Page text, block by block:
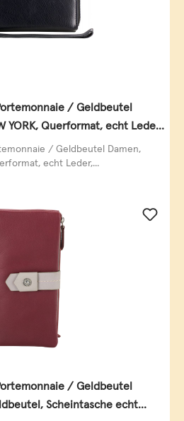
/ Geldbeutel
YORK, Querformat, echt Leder,
/ Geldbeutel Damen,
echt Leder,...
/ Geldbeutel
Scheintasche echt